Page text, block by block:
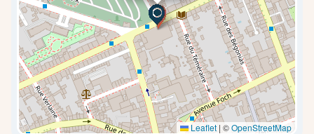
Leaflet | ©OpenStreetMap